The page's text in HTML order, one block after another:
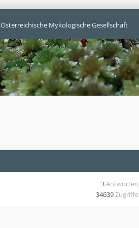
Österreichische Mykologische Gesellschaft
3Antworten
34639Zugriffe